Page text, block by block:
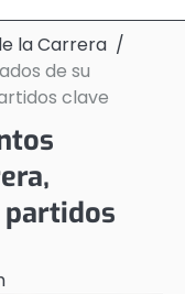
la Carrera
de su
clave
partidos